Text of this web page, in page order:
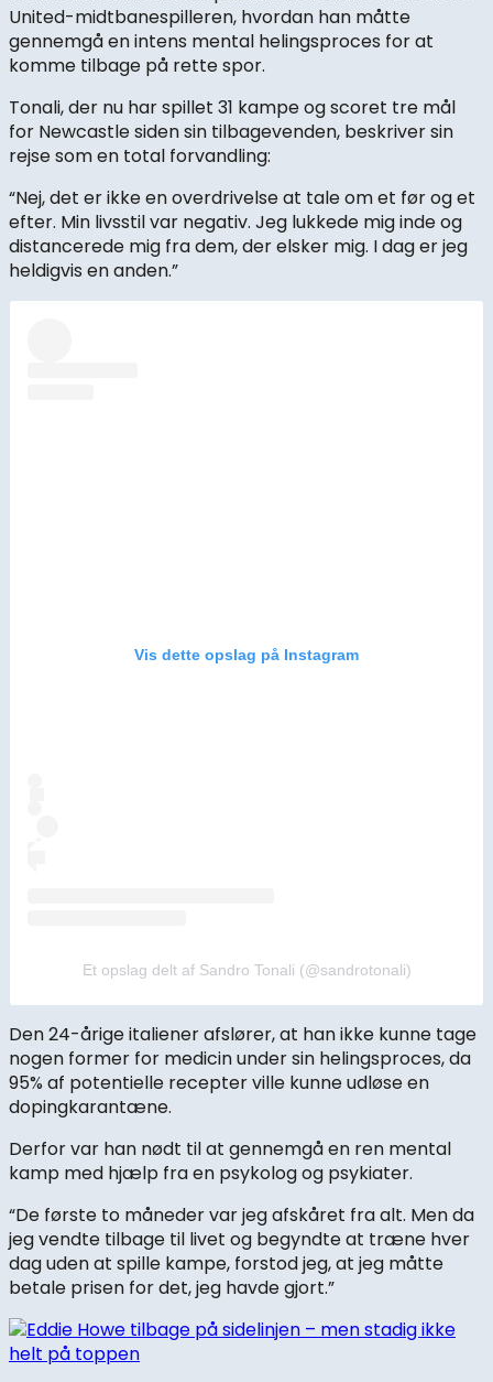
United-midtbanespilleren, hvordan han måtte
gennemgå en intens mental helingsproces for at
komme tilbage på rette spor.
Tonali, der nu har spillet 31 kampe og scoret tre mål
for Newcastle siden sin tilbagevenden, beskriver sin
rejse som en total forvandling:
“Nej, det er ikke en overdrivelse at tale om et før og et
efter. Min livsstil var negativ. Jeg lukkede mig inde og
distancerede mig fra dem, der elsker mig. I dag er jeg
heldigvis en anden.”
Vis dette opslag på Instagram
Et opslag delt af Sandro Tonali (@sandrotonali)
Den 24-årige italiener afslører, at han ikke kunne tage
nogen former for medicin under sin helingsproces, da
95% af potentielle recepter ville kunne udløse en
dopingkarantæne.
Derfor var han nødt til at gennemgå en ren mental
kamp med hjælp fra en psykolog og psykiater.
“De første to måneder var jeg afskåret fra alt. Men da
jeg vendte tilbage til livet og begyndte at træne hver
dag uden at spille kampe, forstod jeg, at jeg måtte
betale prisen for det, jeg havde gjort.”